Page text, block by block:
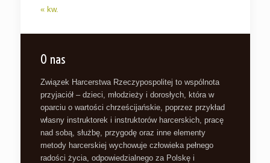
« kw.
O nas
Związek Harcerstwa Rzeczypospolitej to wspólnota
przyjaciół – dzieci, młodzieży i dorosłych, która w
oparciu o wartości chrześcijańskie, poprzez przykład
własny instruktorek i instruktorów harcerskich, pracę
nad sobą, służbę, przygodę oraz inne elementy
metody harcerskiej wychowuje człowieka pełnego
radości życia, odpowiedzialnego za Polskę i